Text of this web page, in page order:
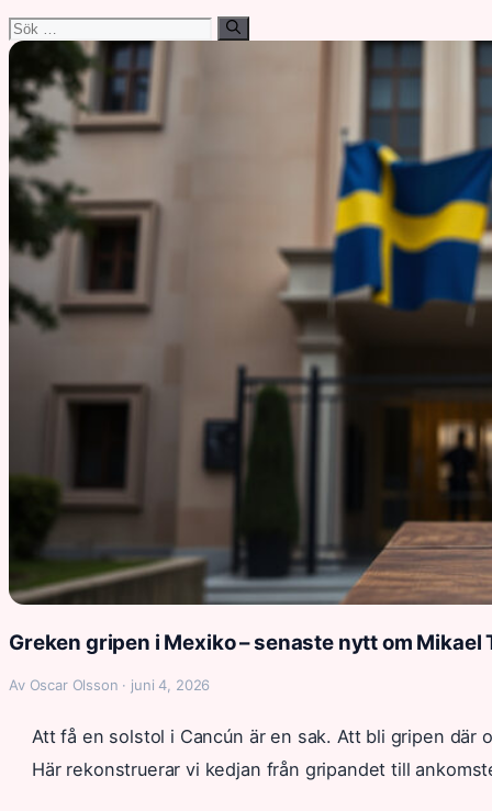
Sök
efter:
Greken gripen i Mexiko – senaste nytt om Mikael
Av Oscar Olsson · juni 4, 2026
Att få en solstol i Cancún är en sak. Att bli gripen
Här rekonstruerar vi kedjan från gripandet till